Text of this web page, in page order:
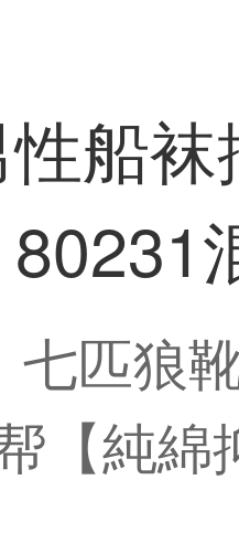
船
七匹狼
【純綿